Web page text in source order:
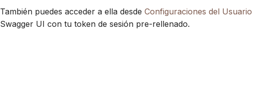
También puedes acceder a ella desde Configuraciones del Usuario
Swagger UI con tu token de sesión pre-rellenado.